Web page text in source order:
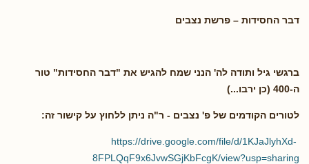
דבר החסידות – פרשת נצבים
ברגשי גיל ותודה לה' הנני שמח להגיש את "דבר החסידות" טור
ה-400 (כן ירבו...)
לטורים הקודמים של פ' נצבים - ר"ה ניתן ללחוץ על קישור זה:
https://drive.google.com/file/d/1KJaJlyhXd-
8FPLQqF9x6JvwSGjKbFcgK/view?usp=sharing